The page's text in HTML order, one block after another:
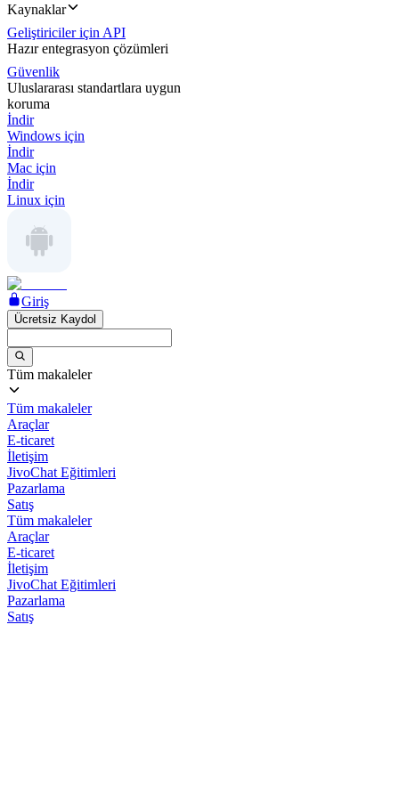
Kaynaklar
Geliştiriciler için API
Hazır entegrasyon çözümleri
Güvenlik
Uluslararası standartlara uygun
koruma
İndir
Windows için
İndir
Mac için
İndir
Linux için
Giriş
Ücretsiz Kaydol
Tüm makaleler
Tüm makaleler
Araçlar
E-ticaret
İletişim
JivoChat Eğitimleri
Pazarlama
Satış
Tüm makaleler
Araçlar
E-ticaret
İletişim
JivoChat Eğitimleri
Pazarlama
Satış